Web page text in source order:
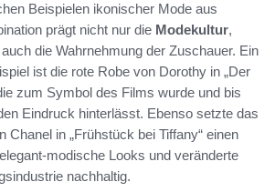
Beispielen ikonischer Mode aus
prägt nicht nur die Modekultur,
die Wahrnehmung der Zuschauer. Ein
ist die rote Robe von Dorothy in „Der
zum Symbol des Films wurde und bis
Eindruck hinterlässt. Ebenso setzte das
Chanel in „Frühstück bei Tiffany“ einen
modische Looks und veränderte
nachhaltig.